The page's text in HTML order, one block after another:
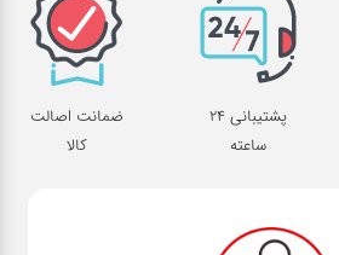
پشتیبانی 24
ساعته
ضمانت اصالت
کالا